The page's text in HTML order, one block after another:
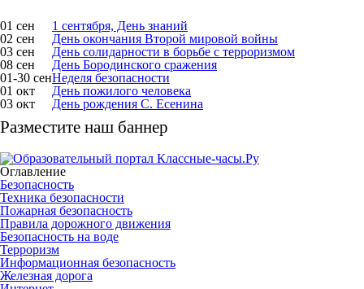
01 сен
1 сентября, День знаний
02 сен
День окончания Второй мировой войны
03 сен
День солидарности в борьбе с терроризмом
08 сен
День Бородинского сражения
01-30 сенНеделя безопасности
01 окт
День пожилого человека
03 окт
День рождения С. Есенина
Разместите наш баннер
Оглавление
Безопасность
Техника безопасности
Пожарная безопасность
Правила дорожного движения
Безопасность на воде
Терроризм
Информационная безопасность
Железная дорога